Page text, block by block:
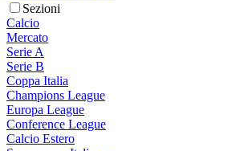
Sezioni
Calcio
Mercato
Serie A
Serie B
Coppa Italia
Champions League
Europa League
Conference League
Calcio Estero